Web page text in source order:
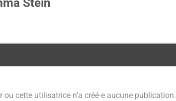
Stein
ou cette utilisatrice n’a créé·e aucune publication.